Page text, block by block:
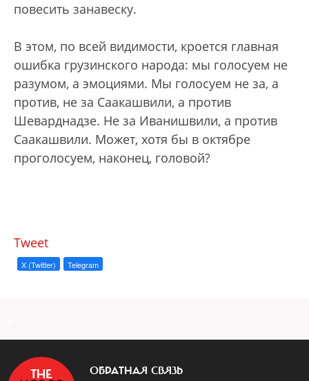
повесить занавеску.
В этом, по всей видимости, кроется главная
ошибка грузинского народа: мы голосуем не
разумом, а эмоциями. Мы голосуем не за, а
против, не за Саакашвили, а против
Шеварднадзе. Не за Иванишвили, а против
Саакашвили. Может, хотя бы в октябре
проголосуем, наконец, головой?
Tweet
X (Twitter) Telegram
ОБРАТНАЯ СВЯЗЬ